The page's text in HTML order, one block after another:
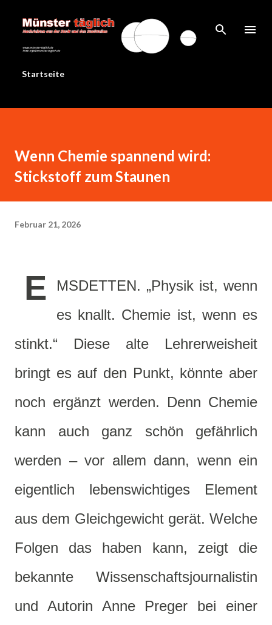
Startseite
Wenn Chemie spannend wird:
Stickstoff zum Staunen
Februar 21, 2026
E
MSDETTEN. „Physik ist, wenn
es knallt. Chemie ist, wenn es
stinkt.“ Diese alte Lehrerweisheit
bringt es auf den Punkt, könnte aber
noch ergänzt werden. Denn Chemie
kann auch ganz schön gefährlich
werden – vor allem dann, wenn ein
eigentlich lebenswichtiges Element
aus dem Gleichgewicht gerät. Welche
Folgen das haben kann, zeigt die
bekannte Wissenschaftsjournalistin
und Autorin Anne Preger bei einer